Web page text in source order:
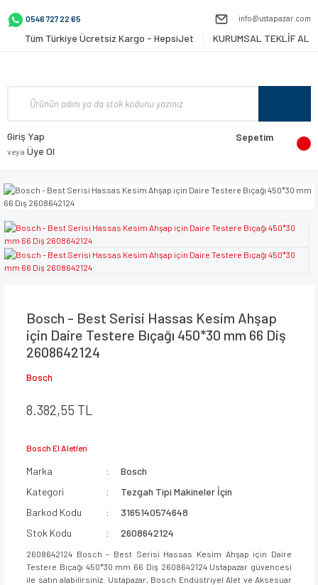
0546 727 22 65 info@ustapazar.com
Tüm Türkiye Ücretsiz Kargo - HepsiJet KURUMSAL TEKLİF AL
Giriş Yap
veya Üye Ol
Sepetim
Bosch - Best Serisi Hassas Kesim Ahşap
için Daire Testere Bıçağı 450*30 mm 66 Diş
2608642124
Bosch
8.382,55 TL
Bosch El Aletleri
Marka
Bosch
Kategori
Tezgah Tipi Makineler İçin
Barkod Kodu
3165140574648
Stok Kodu
2608642124
2608642124 Bosch - Best Serisi Hassas Kesim Ahşap için Daire
Testere Bıçağı 450*30 mm 66 Diş 2608642124 Ustapazar güvencesi
ile satın alabilirsiniz. Ustapazar, Bosch Endüstriyel Alet ve Aksesuar